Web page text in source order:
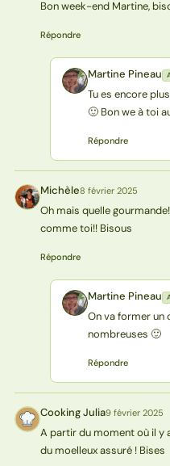
Bon week-end Martine,
Répondre
MP Martine Pineau
Tu es encore
🙂 Bon we à toi
Répondre
M Michèle8 février 2025
Oh mais quelle
comme toi!! Bisous
Répondre
MP Martine Pineau
On va former un
nombreuses 🙂
Répondre
CJ Cooking Julia9 février 2025
A partir du moment où il y
du moelleux assuré ! Bises